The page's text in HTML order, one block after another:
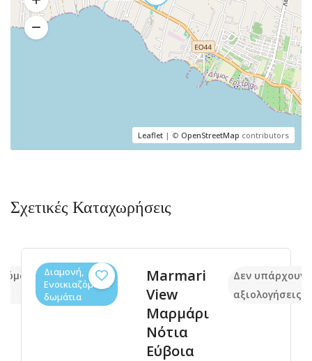
Leaflet | © OpenStreetMap contributors
Σχετικές Καταχωρήσεις
Διαμονή,
Ενοικιαζόμενα
δωμάτια
Marmari
View
Μαρμάρι
Νότια
Εύβοια
Δεν υπάρχουν
αξιολογήσεις